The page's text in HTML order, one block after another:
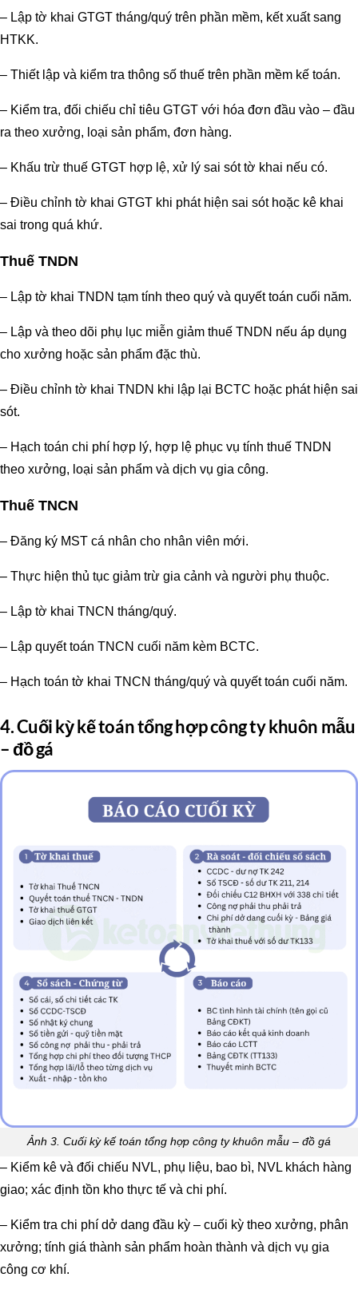
– Lập tờ khai GTGT tháng/quý trên phần mềm, kết xuất sang
HTKK.
– Thiết lập và kiểm tra thông số thuế trên phần mềm kế toán.
– Kiểm tra, đối chiếu chỉ tiêu GTGT với hóa đơn đầu vào – đầu
ra theo xưởng, loại sản phẩm, đơn hàng.
– Khấu trừ thuế GTGT hợp lệ, xử lý sai sót tờ khai nếu có.
– Điều chỉnh tờ khai GTGT khi phát hiện sai sót hoặc kê khai
sai trong quá khứ.
Thuế TNDN
– Lập tờ khai TNDN tạm tính theo quý và quyết toán cuối năm.
– Lập và theo dõi phụ lục miễn giảm thuế TNDN nếu áp dụng
cho xưởng hoặc sản phẩm đặc thù.
– Điều chỉnh tờ khai TNDN khi lập lại BCTC hoặc phát hiện sai
sót.
– Hạch toán chi phí hợp lý, hợp lệ phục vụ tính thuế TNDN
theo xưởng, loại sản phẩm và dịch vụ gia công.
Thuế TNCN
– Đăng ký MST cá nhân cho nhân viên mới.
– Thực hiện thủ tục giảm trừ gia cảnh và người phụ thuộc.
– Lập tờ khai TNCN tháng/quý.
– Lập quyết toán TNCN cuối năm kèm BCTC.
– Hạch toán tờ khai TNCN tháng/quý và quyết toán cuối năm.
4. Cuối kỳ kế toán tổng hợp công ty khuôn mẫu
– đồ gá
Ảnh 3. Cuối kỳ kế toán tổng hợp công ty khuôn mẫu – đồ gá
– Kiểm kê và đối chiếu NVL, phụ liệu, bao bì, NVL khách hàng
giao; xác định tồn kho thực tế và chi phí.
– Kiểm tra chi phí dở dang đầu kỳ – cuối kỳ theo xưởng, phân
xưởng; tính giá thành sản phẩm hoàn thành và dịch vụ gia
công cơ khí.